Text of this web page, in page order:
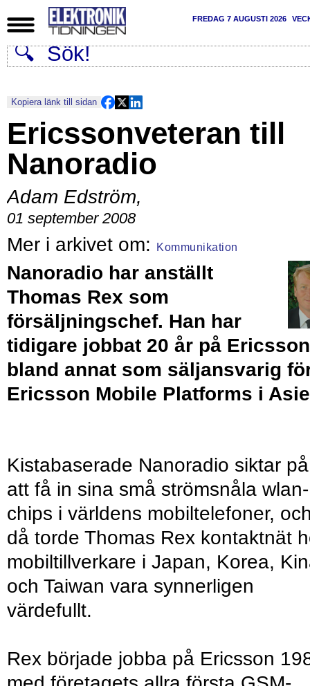
FREDAG 7 AUGUSTI 2026
Kopiera länk till sidan
Ericssonveteran till
Nanoradio
Adam Edström,
01 september 2008
Kommunikation
Nanoradio har anställt
Thomas Rex som
försäljningschef. Han har
tidigare jobbat 20 år på
bland annat som säljansvarig
Ericsson Mobile Platforms i
Kistabaserade Nanoradio siktar på
att få in sina små strömsnåla wlan-
chips i världens mobiltelefoner,
då torde Thomas Rex kontaktnät
mobiltillverkare i Japan, Korea,
och Taiwan vara synnerligen
värdefullt.
Rex började jobba på Ericsson